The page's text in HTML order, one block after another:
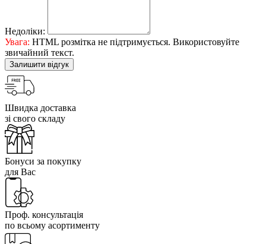
Недоліки:
Увага: HTML розмітка не підтримується. Використовуйте
звичайний текст.
Залишити відгук
Швидка доставка
зі свого складу
Бонуси за покупку
для Вас
Проф. консультація
по всьому асортименту